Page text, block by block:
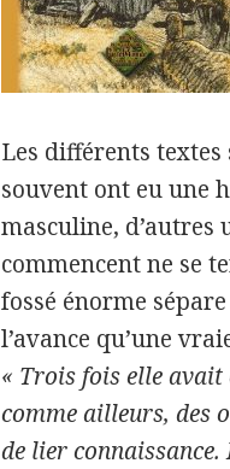
Les différents
souvent ont eu une
masculine, d’autres
commencent ne se
fossé énorme
l’avance qu’une
« Trois fois elle avait
comme ailleurs, des
de lier connaissance.